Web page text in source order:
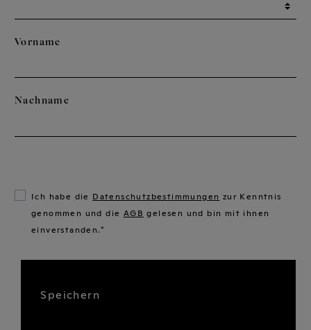
Vorname
Nachname
Ich habe die Datenschutzbestimmungen zur Kenntnis
genommen und die AGB gelesen und bin mit ihnen
einverstanden.*
Speichern